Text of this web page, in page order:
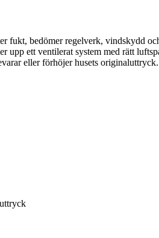
fukt, bedömer regelverk, vindskydd
upp ett ventilerat system med rätt
eller förhöjer husets